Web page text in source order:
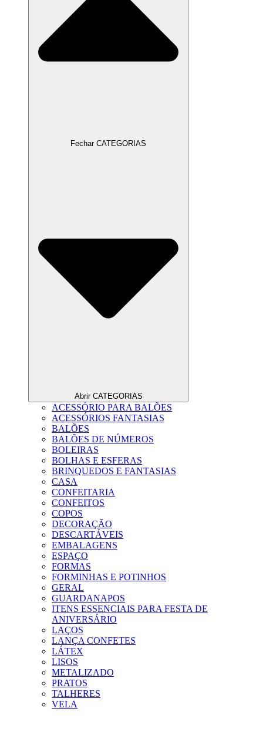
Fechar CATEGORIAS
Abrir CATEGORIAS
ACESSÓRIO PARA BALÕES
ACESSÓRIOS FANTASIAS
BALÕES
BALÕES DE NÚMEROS
BOLEIRAS
BOLHAS E ESFERAS
BRINQUEDOS E FANTASIAS
CASA
CONFEITARIA
CONFEITOS
COPOS
DECORAÇÃO
DESCARTÁVEIS
EMBALAGENS
ESPAÇO
FORMAS
FORMINHAS E POTINHOS
GERAL
GUARDANAPOS
ITENS ESSENCIAIS PARA FESTA DE
ANIVERSÁRIO
LAÇOS
LANÇA CONFETES
LÁTEX
LISOS
METALIZADO
PRATOS
TALHERES
VELA